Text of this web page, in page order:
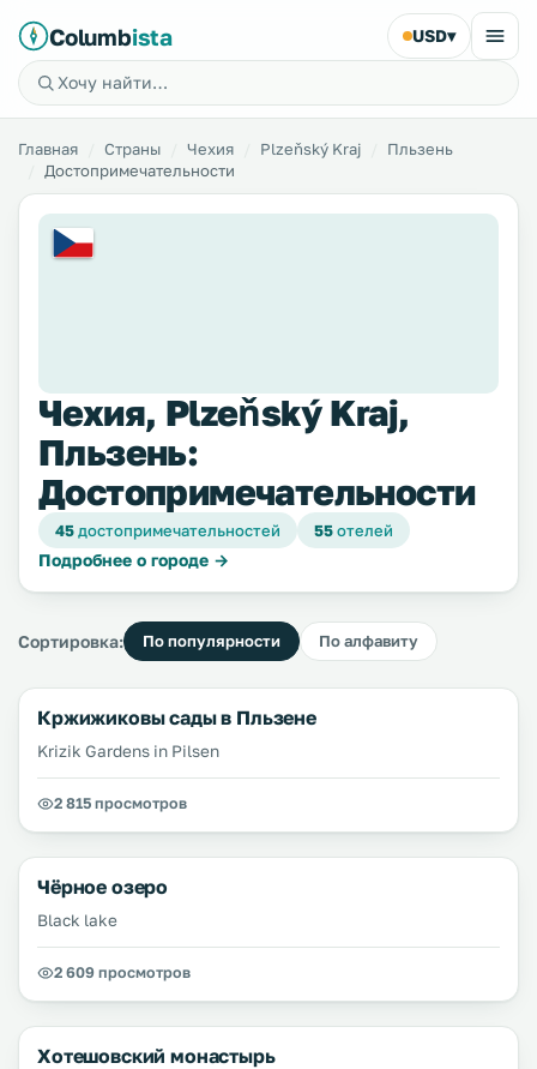
Columbista USD▾
Главная Страны Чехия Plzeňský Kraj
Пльзень
Достопримечательности
Чехия, Plzeňský Kraj,
Пльзень:
Достопримечательности
45достопримечательностей 55отелей
Подробнее о городе →
Сортировка: По популярности По алфавиту
Кржижиковы сады в Пльзене
Krizik Gardens in Pilsen
2 815 просмотров
Чёрное озеро
Black lake
2 609 просмотров
Хотешовский монастырь